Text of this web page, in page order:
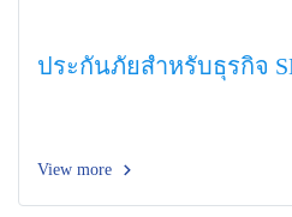
ประกันภัยสำหรับธุรกิจ
View more